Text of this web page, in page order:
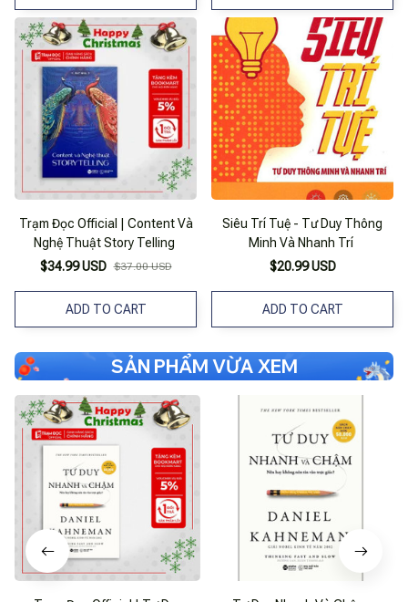
Trạm Đọc Official | Content Và
Nghệ Thuật Story Telling
$34.99 USD $37.00 USD
ADD TO CART
Siêu Trí Tuệ - Tư Duy Thông
Minh Và Nhanh Trí
$20.99 USD
ADD TO CART
SẢN PHẨM VỪA XEM